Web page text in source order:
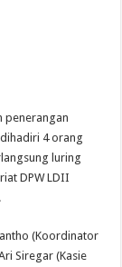
penerangan
4 orang
luring
DPW LDII
(Koordinator
Siregar (Kasie